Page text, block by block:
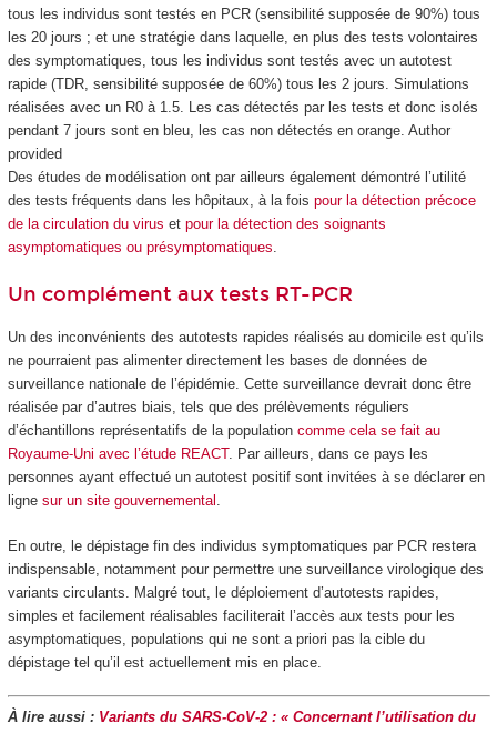
tous les individus sont testés en PCR (sensibilité supposée de 90%) tous
les 20 jours ; et une stratégie dans laquelle, en plus des tests volontaires
des symptomatiques, tous les individus sont testés avec un autotest
rapide (TDR, sensibilité supposée de 60%) tous les 2 jours. Simulations
réalisées avec un R0 à 1.5. Les cas détectés par les tests et donc isolés
pendant 7 jours sont en bleu, les cas non détectés en orange. Author
provided
Des études de modélisation ont par ailleurs également démontré l’utilité
des tests fréquents dans les hôpitaux, à la fois pour la détection précoce
de la circulation du virus et pour la détection des soignants
asymptomatiques ou présymptomatiques
Un complément aux tests RT-PCR
Un des inconvénients des autotests rapides réalisés au domicile est qu’ils
ne pourraient pas alimenter directement les bases de données de
surveillance nationale de l’épidémie. Cette surveillance devrait donc être
réalisée par d’autres biais, tels que des prélèvements réguliers
d’échantillons représentatifs de la population comme cela se fait au
Royaume-Uni avec l’étude REACT. Par ailleurs, dans ce pays les
personnes ayant effectué un autotest positif sont invitées à se déclarer en
ligne sur un site gouvernemental .
En outre, le dépistage fin des individus symptomatiques par PCR restera
indispensable, notamment pour permettre une surveillance virologique des
variants circulants. Malgré tout, le déploiement d’autotests rapides,
simples et facilement réalisables faciliterait l’accès aux tests pour les
asymptomatiques, populations qui ne sont a priori pas la cible du
dépistage tel qu’il est actuellement mis en place.
À lire aussi : Variants du SARS-CoV-2 : « Concernant l’utilisation du